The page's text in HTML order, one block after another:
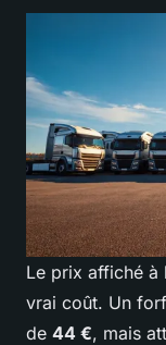
Le prix affiché à
vrai coût. Un
de 44 €, mais